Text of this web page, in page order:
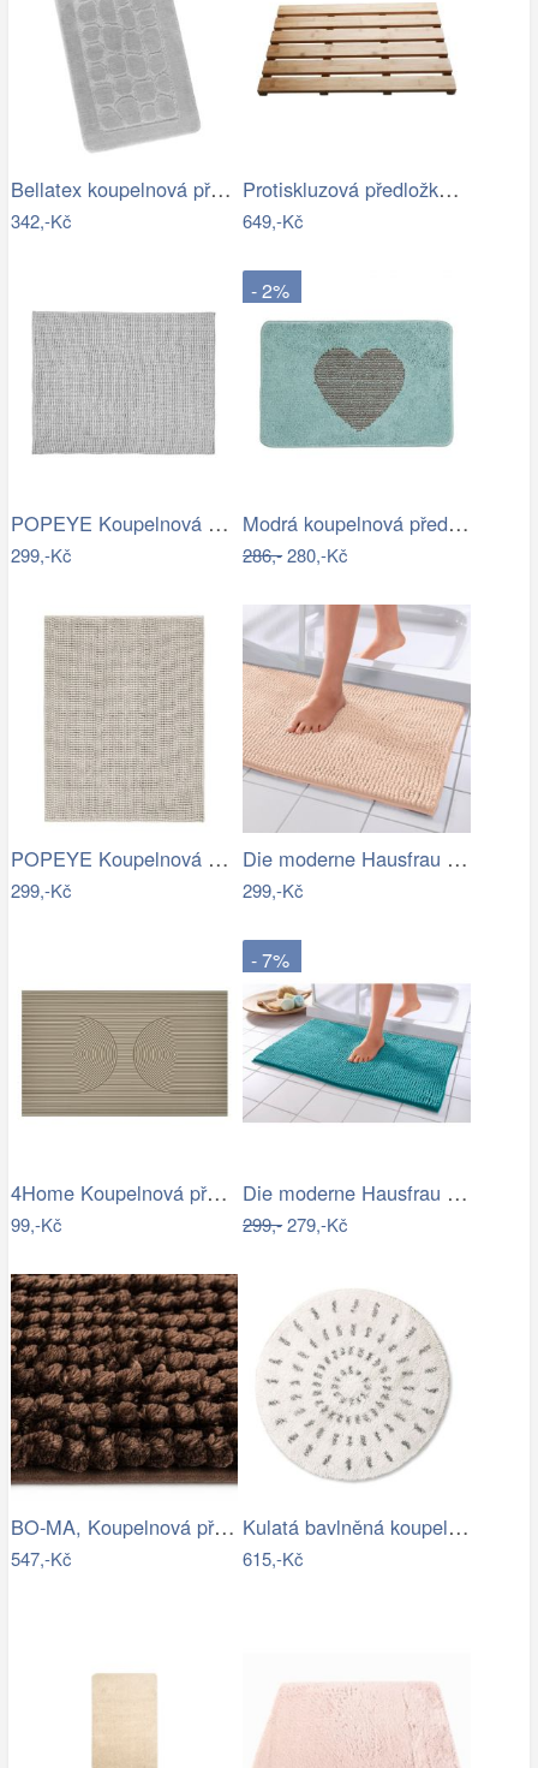
Bellatex koupelnová předložka BANY…
342,-Kč
Protiskluzová předložka do koupelny…
649,-Kč
POPEYE Koupelnová předložka 80 x 60 cm …
299,-Kč
- 2%
Modrá koupelnová předložka se srdíčkem …
286,-280,-Kč
POPEYE Koupelnová předložka 80 x 60 cm …
299,-Kč
Die moderne Hausfrau Koupelnová…
299,-Kč
4Home Koupelnová předložka Infinity, 50…
99,-Kč
- 7%
Die moderne Hausfrau Koupelnová…
299,-279,-Kč
BO-MA, Koupelnová předložka Ella micro…
547,-Kč
Kulatá bavlněná koupelnová předložka…
615,-Kč